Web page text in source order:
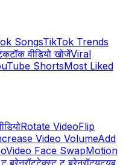
SongsTikTok Trends
वीडियो खोजेंViral
ShortsMost Liked
Rotate VideoFlip
Video VolumeAdd
Video Face SwapMotion
ब्रेनरॉटटेक्स्ट टू ब्रेनरॉटयूट्यूब